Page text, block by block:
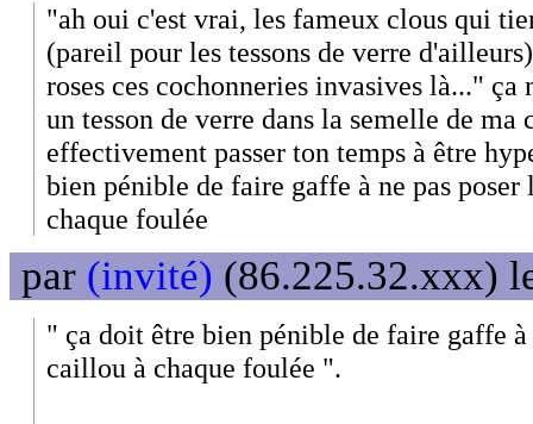
"ah oui c'est vrai, les fameux clous qui
(pareil pour les tessons de verre
roses ces cochonneries invasives là..."
un tesson de verre dans la semelle de ma
effectivement passer ton temps à être
bien pénible de faire gaffe à ne pas
chaque foulée
par (invité) (86.225.32.xxx)
" ça doit être bien pénible de faire gaffe à
caillou à chaque foulée ".